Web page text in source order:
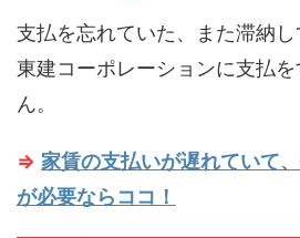
支払を忘れていた、また滞納
東建コーポレーションに支払
ん。
⇒ 家賃の支払いが遅れていて
が必要ならココ！